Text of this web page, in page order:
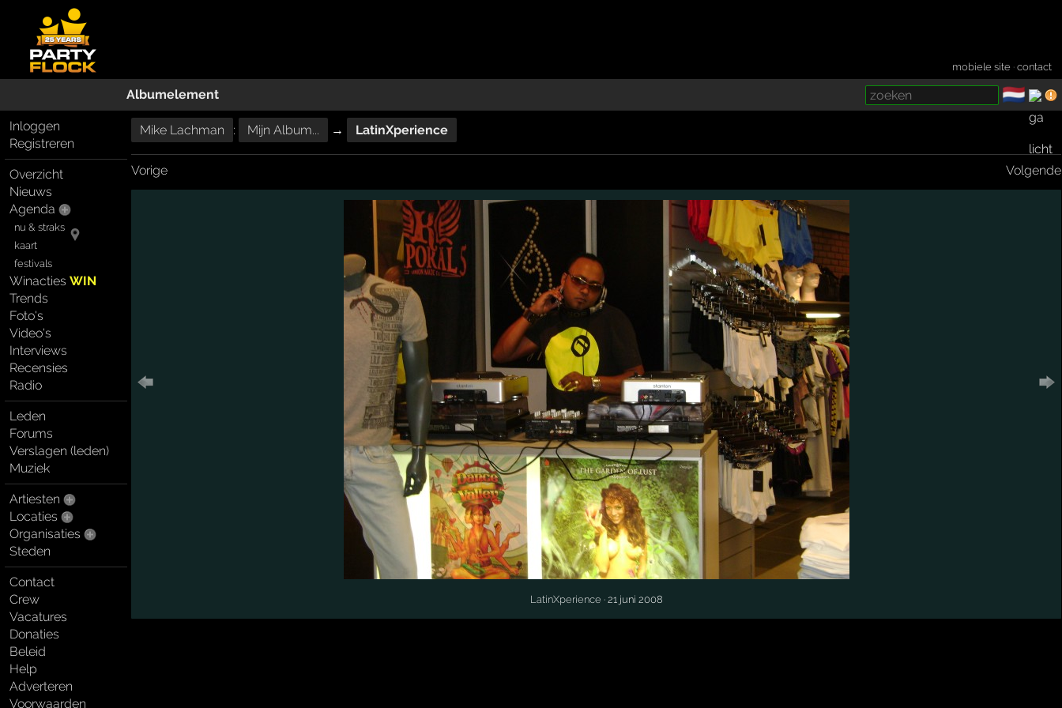
mobiele site ·contact
Albumelement 🇳🇱
Inloggen
Registreren
Overzicht
Nieuws
Agenda
nu & straks
kaart
festivals
WinactiesWIN
Trends
Foto's
Video's
Interviews
Recensies
Radio
Leden
Forums
Verslagen (leden)
Muziek
Artiesten
Locaties
Organisaties
Steden
Contact
Crew
Vacatures
Donaties
Beleid
Help
Adverteren
Voorwaarden
Mike Lachman : Mijn Album... → LatinXperience
Vorige Volgende
LatinXperience · 21 juni 2008